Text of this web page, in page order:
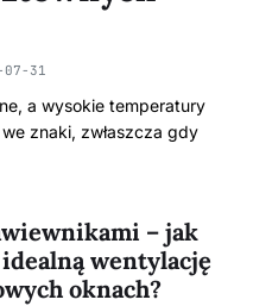
07-31
a wysokie temperatury
znaki, zwłaszcza gdy
– jak
wentylację
oknach?